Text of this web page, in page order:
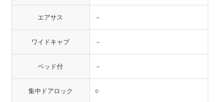
エアサス －
ワイドキャブ －
ベッド付 －
集中ドアロック ○